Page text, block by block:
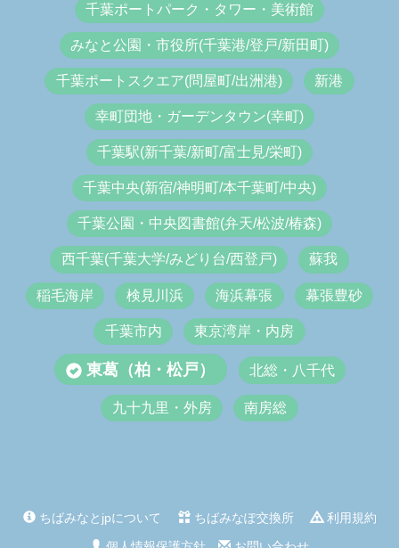
千葉ポートパーク・タワー・美術館
みなと公園・市役所(千葉港/登戸/新田町)
千葉ポートスクエア(問屋町/出洲港) 新港
幸町団地・ガーデンタウン(幸町)
千葉駅(新千葉/新町/富士見/栄町)
千葉中央(新宿/神明町/本千葉町/中央)
千葉公園・中央図書館(弁天/松波/椿森)
西千葉(千葉大学/みどり台/西登戸) 蘇我
稲毛海岸 検見川浜 海浜幕張 幕張豊砂
千葉市内 東京湾岸・内房
東葛（柏・松戸） 北総・八千代
九十九里・外房 南房総
ちばみなとjpについて ちばみなぽ交換所
利用規約